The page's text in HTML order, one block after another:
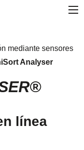
mediante sensores
Analyser
línea